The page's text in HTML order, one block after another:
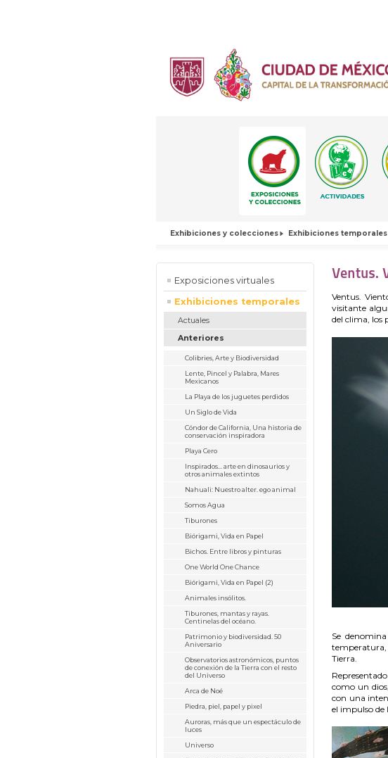
Exhibiciones y colecciones Exhibiciones temporales
Exposiciones virtuales
Exhibiciones temporales
Actuales
Anteriores
Colibries, Arte y Biodiversidad
Lente, Pincel y Palabra, Mares
Mexicanos
La Playa de los juguetes perdidos
Un Siglo de Vida
Cóndor de California, Una historia de
conservación inspiradora
Playa Cero
Inspirados... arte en dinosaurios y
otros animales extintos
Nahuali: Nuestro alter. ego animal
Somos Agua
Tiburones
Biórigami, Vida en Papel
Bichos. Entre libros y pinturas
One World One Chance
Biórigami, Vida en Papel (2)
Animales insólitos.
Tiburones, mantas y rayas.
Centinelas del océano.
Patrimonio y biodiversidad. 50
Aniversario
Observatorios astronómicos, puntos
de conexión de la Tierra con el resto
del Universo
Arca de Noé
Piedra, piel, papel y pixel
Auroras, más que un espectáculo de
luces
Universo
Ventus.
Ventus.
visitante
del clima, los
Se
temperatura,
Tierra.
como un
con una
el impulso de